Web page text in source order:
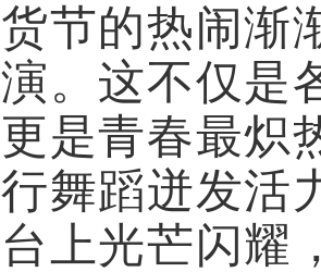
节的热闹渐
。这不仅是
是青春最炽
舞蹈迸发活
上光芒闪耀